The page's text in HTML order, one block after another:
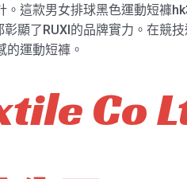
這款男女排球黑色運動短褲
顯了RUXI的品牌實力。在競
的運動短褲。
Co